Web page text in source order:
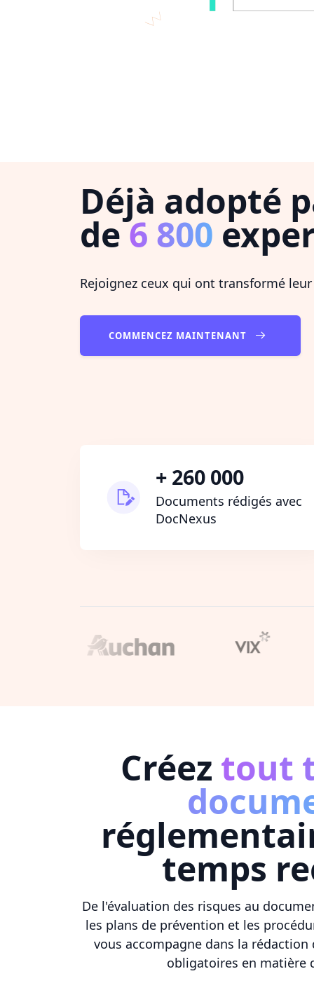
Déjà adopté
de6 800
Rejoignez ceux qui ont transformé
COMMENCEZ MAINTENANT
+ 260 000
Documents rédigés avec
DocNexus
Créez tout
temps
De l'évaluation des risques au
les plans de prévention et les
vous accompagne dans la
obligatoires en matière